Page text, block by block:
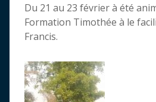
Du 21 au 23 février à été
Formation Timothée à le
Francis.